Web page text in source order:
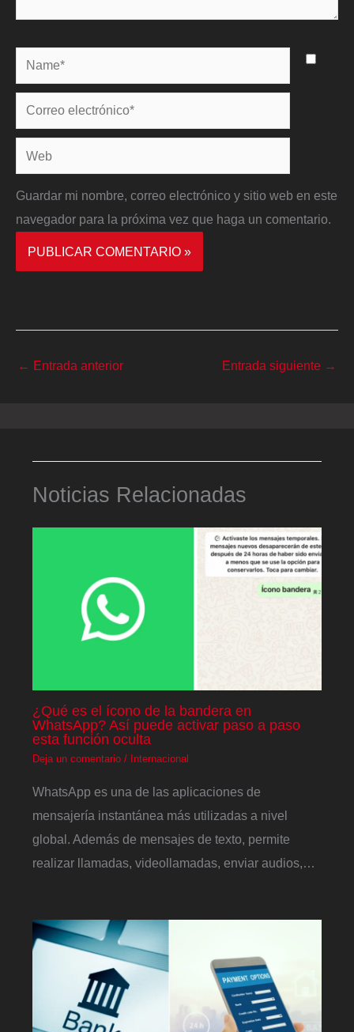
Name*
Correo
electrónico*
Web
Guardar mi nombre, correo electrónico y sitio web en este
navegador para la próxima vez que haga un comentario.
← Entrada anterior Entrada siguiente →
Noticias Relacionadas
¿Qué es el ícono de la bandera en
WhatsApp? Así puede activar paso a paso
esta función oculta
Deja un comentario / Internacional
WhatsApp es una de las aplicaciones de
mensajería instantánea más utilizadas a nivel
global. Además de mensajes de texto, permite
realizar llamadas, videollamadas, enviar audios,…